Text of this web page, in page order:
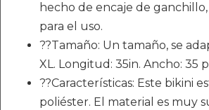
hecho de encaje de
para el uso.
??Tamaño: Un tamaño, se
XL. Longitud: 35in. Ancho: 35
??Características: Este bikini
poliéster. El material es muy